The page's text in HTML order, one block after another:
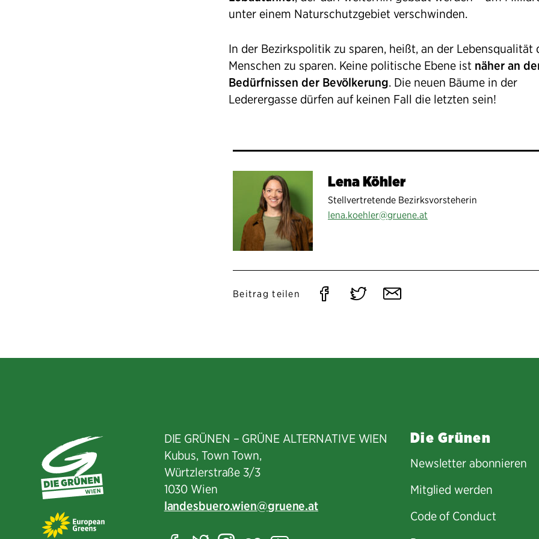
unter einem Naturschutzgebiet verschwinden.
In der Bezirkspolitik zu sparen, heißt, an der Lebensqualität
Menschen zu sparen. Keine politische Ebene ist näher an
Bedürfnissen der Bevölkerung. Die neuen Bäume in der
Lederergasse dürfen auf keinen Fall die letzten sein!
Lena Köhler
Stellvertretende Bezirksvorsteherin
lena.koehler@gruene.at
Beitrag teilen
Auf Auf Per
DIE GRÜNEN – GRÜNE ALTERNATIVE WIEN
Kubus, Town Town,
Würtzlerstraße 3/3​
1030 Wien
landesbuero.wien
gruene.at
Die Grünen
Newsletter abonnieren
Mitglied werden
Code of Conduct